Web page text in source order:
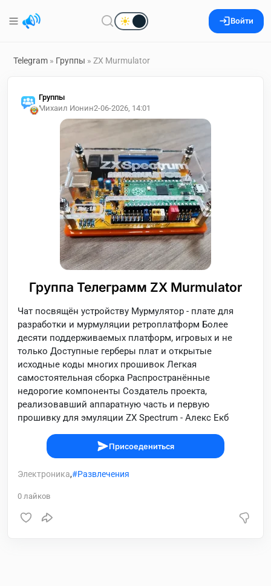
Войти
Telegram » Группы » ZX Murmulator
Группы
Михаил Ионин2-06-2026, 14:01
Группа Телеграмм ZX Murmulator
Чат посвящён устройству Мурмулятор - плате для
разработки и мурмуляции ретроплатформ Более
десяти поддерживаемых платформ, игровых и не
только Доступные герберы плат и открытые
исходные коды многих прошивок Легкая
самостоятельная сборка Распространённые
недорогие компоненты Создатель проекта,
реализовавший аппаратную часть и первую
прошивку для эмуляции ZX Spectrum - Алекс Екб
Присоедениться
Электроника, Развлечения
0 лайков